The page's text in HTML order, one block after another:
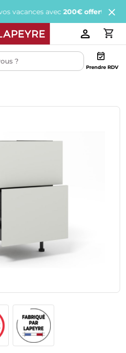
avec200€ offertstous les 1
Prendre RDV